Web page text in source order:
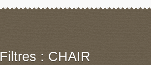
Filtres : CHAIR